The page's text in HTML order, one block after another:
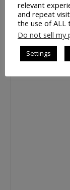
relevant
and repeat
the use of ALL
Do not sell my
Settings